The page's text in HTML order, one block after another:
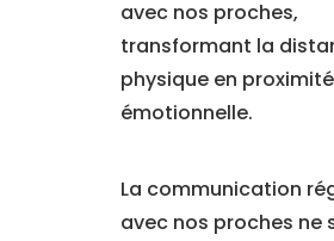
avec nos proches,
transformant la
physique en proximité
émotionnelle.
La communication
avec nos proches ne